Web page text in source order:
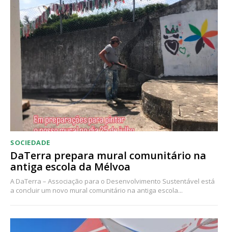
Acesso ao conteúdo online
Acesso aos conteúdos Exclusivos para
assinantes
Ofertas para assinatura anual
Escolha o plano
SOCIEDADE
DaTerra prepara mural comunitário na
antiga escola da Mélvoa
A DaTerra – Associação para o Desenvolvimento Sustentável está
a concluir um novo mural comunitário na antiga escola...